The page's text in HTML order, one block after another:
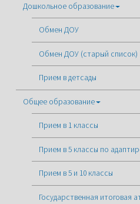
Дошкольное образование
Обмен ДОУ
Обмен ДОУ (старый список)
Прием в детсады
Общее образование
Прием в 1 классы
Прием в 5 классы по
Прием в 5 и 10 классы
Государственная итоговая